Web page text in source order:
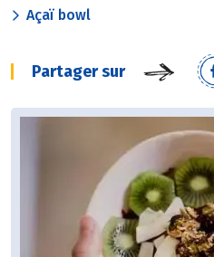
Açaï bowl
Partager sur